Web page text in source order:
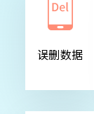
误删数据